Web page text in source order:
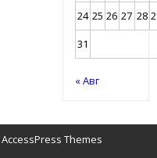
24 25 26 27 28
31
« Авг
AccessPress Themes